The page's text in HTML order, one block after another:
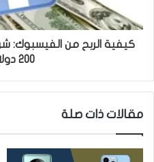
200 دولار يوميًا
مقالات ذات صلة